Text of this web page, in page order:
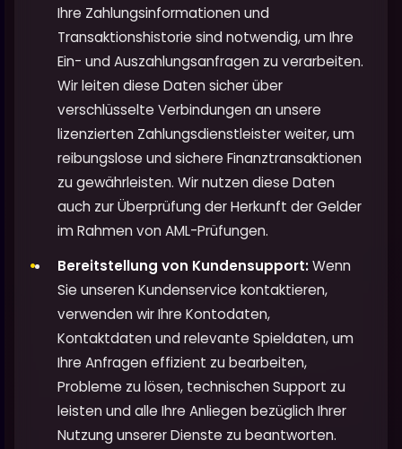
Ihre Zahlungsinformationen und
Transaktionshistorie sind notwendig, um Ihre
Ein- und Auszahlungsanfragen zu verarbeiten.
Wir leiten diese Daten sicher über
verschlüsselte Verbindungen an unsere
lizenzierten Zahlungsdienstleister weiter, um
reibungslose und sichere Finanztransaktionen
zu gewährleisten. Wir nutzen diese Daten
auch zur Überprüfung der Herkunft der Gelder
im Rahmen von AML-Prüfungen.
Bereitstellung von Kundensupport:Wenn
Sie unseren Kundenservice kontaktieren,
verwenden wir Ihre Kontodaten,
Kontaktdaten und relevante Spieldaten, um
Ihre Anfragen effizient zu bearbeiten,
Probleme zu lösen, technischen Support zu
leisten und alle Ihre Anliegen bezüglich Ihrer
Nutzung unserer Dienste zu beantworten.